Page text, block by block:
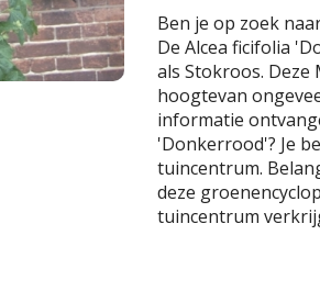
Ben je op zoek
De Alcea ficifolia
als Stokroos. Deze
hoogtevan
informatie
'Donkerrood'? Je
tuincentrum.
deze
tuincentrum